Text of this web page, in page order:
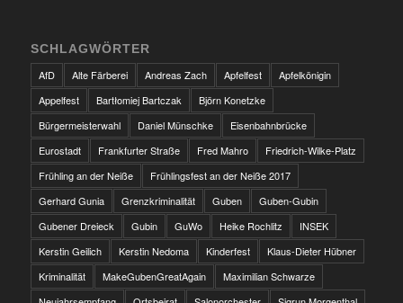
SCHLAGWÖRTER
AfD
Alte Färberei Andreas Zach Apfelfest
Apfelkönigin
Appelfest
Bartłomiej Bartczak
Björn Konetzke
Bürgermeisterwahl
Daniel Münschke
Eisenbahnbrücke
Eurostadt
Frankfurter Straße Fred Mahro
Friedrich-Wilke-Platz
Frühling an der Neiße
Frühlingsfest an der Neiße 2017
Gerhard Gunia
Grenzkriminalität Guben
Guben-Gubin
Gubener Dreieck
Gubin GuWo Heike Rochlitz
INSEK
Kerstin Geilich
Kerstin Nedoma Kinderfest
Klaus-Dieter Hübner
Kriminalität
MakeGubenGreatAgain
Maximilian Schwarze